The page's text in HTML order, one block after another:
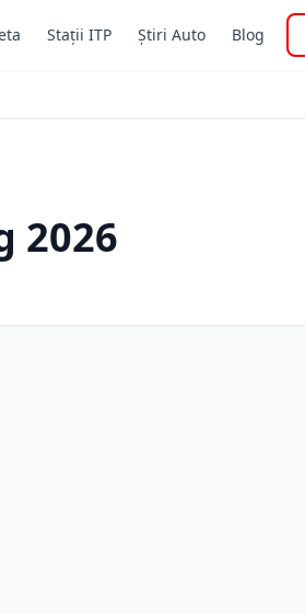
Stații ITP Știri Auto Blog
2026